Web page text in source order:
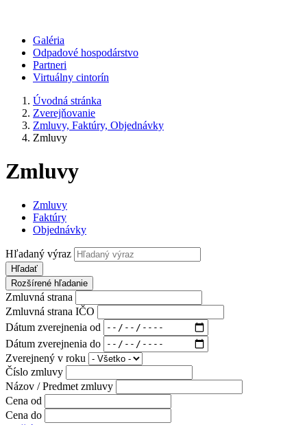
Galéria
Odpadové hospodárstvo
Partneri
Virtuálny cintorín
Úvodná stránka
Zverejňovanie
Zmluvy, Faktúry, Objednávky
Zmluvy
Zmluvy
Zmluvy
Faktúry
Objednávky
Hľadaný výraz
Hľadať
Rozšírené hľadanie
Zmluvná strana
Zmluvná strana IČO
Dátum zverejnenia od
Dátum zverejnenia do
Zverejnený v roku
Číslo zmluvy
Názov / Predmet zmluvy
Cena od
Cena do